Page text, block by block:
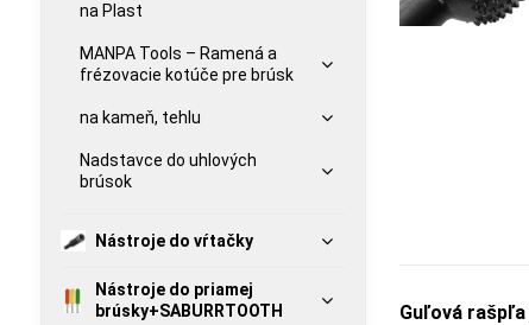
Guľová rašpľa
na Plast
MANPA Tools – Ramená a
frézovacie kotúče pre brúsk
na kameň, tehlu
Nadstavce do uhlových
brúsok
Nástroje do vŕtačky
Nástroje do priamej
brúsky+SABURRTOOTH